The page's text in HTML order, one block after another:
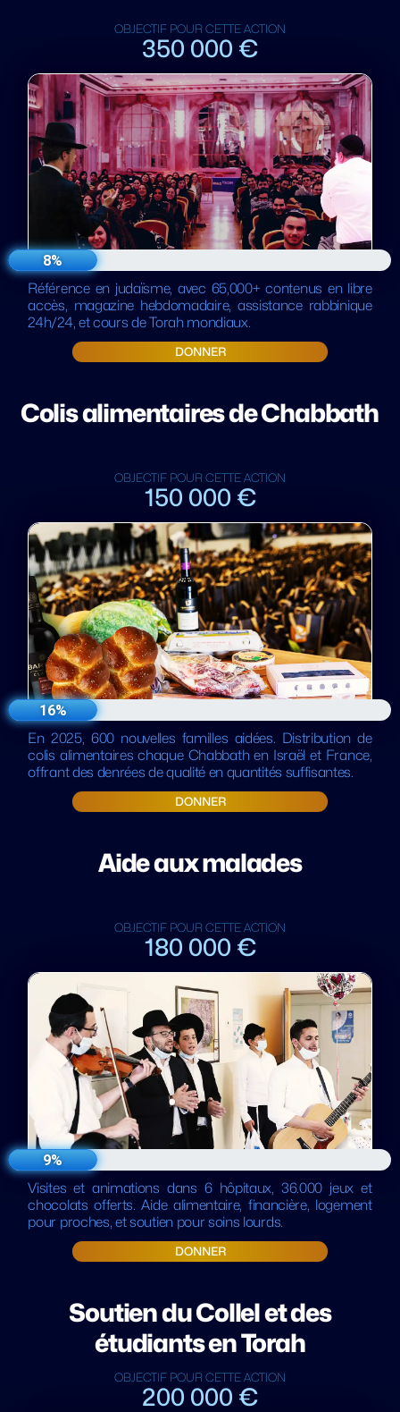
OBJECTIF POUR CETTE ACTION
350 000 €
8%
Référence en judaïsme, avec 65,000+ contenus en libre
accès, magazine hebdomadaire, assistance rabbinique
24h/24, et cours de Torah mondiaux.
DONNER
⁠Colis alimentaires de Chabbath
OBJECTIF POUR CETTE ACTION
150 000 €
16%
En 2025, 600 nouvelles familles aidées. Distribution de
colis alimentaires chaque Chabbath en Israël et France,
offrant des denrées de qualité en quantités suffisantes.
DONNER
Aide aux malades
OBJECTIF POUR CETTE ACTION
180 000 €
9%
Visites et animations dans 6 hôpitaux, 36.000 jeux et
chocolats offerts. Aide alimentaire, financière, logement
pour proches, et soutien pour soins lourds.
DONNER
Soutien du Collel et des
étudiants en Torah
OBJECTIF POUR CETTE ACTION
200 000 €